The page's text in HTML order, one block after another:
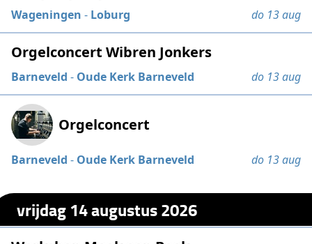
Wageningen - Loburg do 13 aug
Orgelconcert Wibren Jonkers
Barneveld - Oude Kerk Barneveld do 13 aug
Orgelconcert
Barneveld - Oude Kerk Barneveld do 13 aug
vrijdag 14 augustus 2026